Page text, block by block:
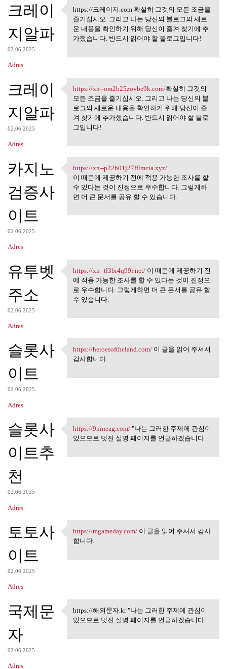
크레이
지알파
02.06.2025
Adres
https://크레이지.com 확실히 그것
의 모든
https://크레이지.com 확실히 그것의 모든 조금을
즐기십시오. 그리고 나는 당신의 블로그의 새로
운 내용을 확인하기 위해 당신이 즐겨 찾기에 추
가했습니다. 반드시 읽어야 할 블로그입니다!
크레이
지알파
02.06.2025
Adres
https://xn--om2b25zovbe9k.com
https://xn--om2b25zovbe9k.com/확실히 그것의
모든 조금을 즐기십시오. 그리고 나는 당신의 블
로그의 새로운 내용을 확인하기 위해 당신이 즐
겨 찾기에 추가했습니다. 반드시 읽어야 할 블로
그입니다!
카지노
검증사
이트
02.06.2025
Adres
https://xn--p22b01j27fflmcia
https://xn--p22b01j27fflmcia.xyz/
이 때문에 제공하기 전에 적용 가능한 조사를 할
수 있다는 것이 진정으로 우수합니다. 그렇게하
면 더 큰 문서를 공유 할 수 있습니다.
유투벳
주소
02.06.2025
Adres
https://xn--tl3br4q99i.net/ 이
https://xn--tl3br4q99i.net/이 때문에 제공하기 전
에 적용 가능한 조사를 할 수 있다는 것이 진정으
로 우수합니다. 그렇게하면 더 큰 문서를 공유 할
수 있습니다.
슬롯사
이트
02.06.2025
Adres
https://heroesoftheland.com/
https://heroesoftheland.com/이 글을 읽어 주셔서
감사합니다.
슬롯사
이트추
천
02.06.2025
Adres
https://9nineag.com/ "나는 그러한
https://9nineag.com/"나는 그러한 주제에 관심이
있으므로 멋진 설명 페이지를 언급하겠습니다.
토토사
이트
02.06.2025
Adres
https://mgameday.com/ 이 글을 읽어
https://mgameday.com/이 글을 읽어 주셔서 감사
합니다.
국제문
자
02.06.2025
Adres
https://해외문자.kr "나는 그러한
https://해외문자.kr "나는 그러한 주제에 관심이
있으므로 멋진 설명 페이지를 언급하겠습니다.